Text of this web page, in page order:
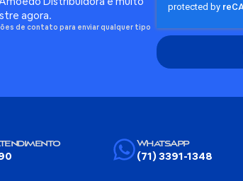
agora.
de contato para enviar qualquer tipo
WhatsApp
(71) 3391-1348